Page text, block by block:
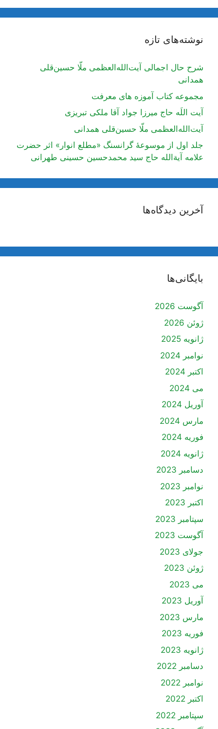
نوشته‌های تازه
شرح حال اجمالی آیت‌الله‌العظمی ملّا حسین‌قلی
همدانی
مجموعه کتاب آموزه های معرفت
آیت اللَه حاج میرزا جواد آقا ملکی تبریزی
آیت‌الله‌العظمی ملّا حسین‌قلی همدانی
جلد اول از موسوعۀ گرانسنگ «مطلع انوار» اثر حضرت
علامه آیة‌الله حاج سید محمدحسین حسینی طهرانی
آخرین دیدگاه‌ها
بایگانی‌ها
آگوست 2026
ژوئن 2026
ژانویه 2025
نوامبر 2024
اکتبر 2024
می 2024
آوریل 2024
مارس 2024
فوریه 2024
ژانویه 2024
دسامبر 2023
نوامبر 2023
اکتبر 2023
سپتامبر 2023
آگوست 2023
جولای 2023
ژوئن 2023
می 2023
آوریل 2023
مارس 2023
فوریه 2023
ژانویه 2023
دسامبر 2022
نوامبر 2022
اکتبر 2022
سپتامبر 2022